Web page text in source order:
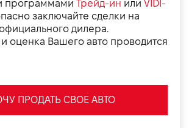
программами Трейд-ин или VIDI-
заключайте сделки на
дилера.
оценка Вашего авто проводится
ПРОДАТЬ СВОЕ АВТО